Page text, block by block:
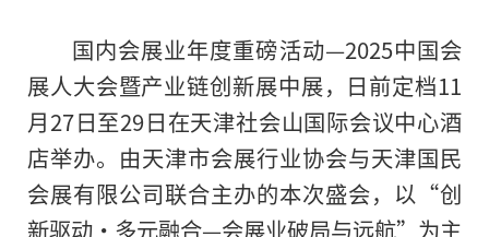
国内会展业年度重磅活动—2025中国会
展人大会暨产业链创新展中展，日前定档11
月27日至29日在天津社会山国际会议中心酒
店举办。由天津市会展行业协会与天津国民
会展有限公司联合主办的本次盛会，以“创
新驱动・多元融合—会展业破局与远航”为主